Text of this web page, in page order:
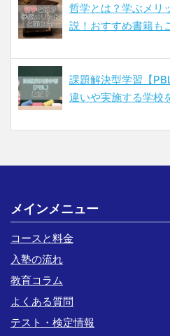
哲学とは？学ぶメリ
説！おすすめ書籍も
課題解決型学習【
違いや実施する学校
メインメニュー
コースと料金
入塾の流れ
教育コラム
よくある質問
テスト・検定情報